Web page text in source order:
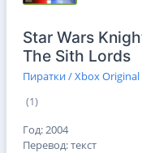
Star Wars
The Sith Lords
Пиратки / Xbox Original
(1)
Год: 2004
Перевод: текст